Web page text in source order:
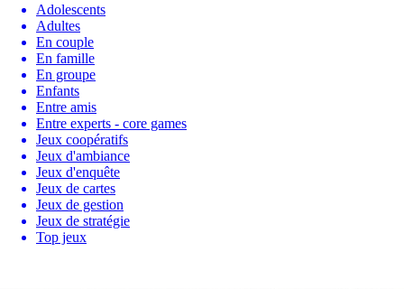
Adolescents
Adultes
En couple
En famille
En groupe
Enfants
Entre amis
Entre experts - core games
Jeux coopératifs
Jeux d'ambiance
Jeux d'enquête
Jeux de cartes
Jeux de gestion
Jeux de stratégie
Top jeux